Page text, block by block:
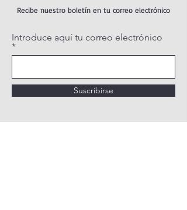
Recibe nuestro boletín en tu correo electrónico
Introduce aquí tu correo electrónico
Suscribirse